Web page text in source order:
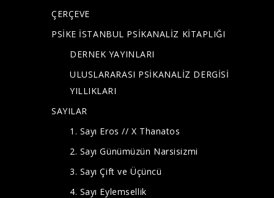
ÇERÇEVE
PSİKE İSTANBUL PSİKANALİZ KİTAPLIĞI
DERNEK YAYINLARI
ULUSLARARASI PSİKANALİZ DERGİSİ
YILLIKLARI
SAYILAR
1. Sayı Eros // X Thanatos
2. Sayı Günümüzün Narsisizmi
3. Sayı Çift ve Üçüncü
4. Sayı Eylemsellik